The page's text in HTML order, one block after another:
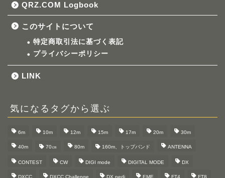
QRZ.COM Logbook
このサイトについて
特定商取引法に基づく表記
プライバシーポリシー
LINK
気になるタグから選ぶ
6m 10m 12m 15m 17m 20m 30m
40m 70㎝ 80m 160m、トップバンド ANTENNA
CONTEST CW DIGI mode DIGITAL MODE DX